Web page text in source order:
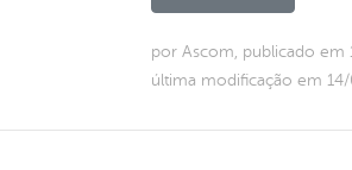
por Ascom, publicado em
última modificação em